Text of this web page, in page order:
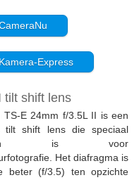
Express
tilt shift lens
TS-E 24mm f/3.5L II is een
tilt shift lens die speciaal
is voor
Het diafragma is
beter (f/3.5) ten opzichte